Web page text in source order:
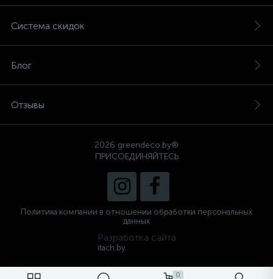
0
Система скидок
Блог
Отзывы
2026 greendeco.by®
ПРИСОЕДИНЯЙТЕСЬ
Политика компании в отношении обработки персональных
данных
Разработка сайта
itach.by